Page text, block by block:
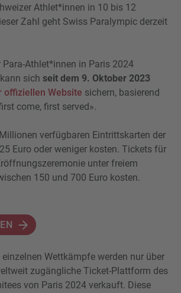
Athlet*innen in 10 bis 12
Zahl geht Swiss Paralympic derzeit
Para-Athlet*innen in Paris 2024
sich seit dem 9. Oktober 2023
offiziellen Website sichern, basierend
come, first served».
verfügbaren Eintrittskarten der
Euro oder weniger kosten. Tickets für
unter freiem
150 und 700 Euro kosten.
Wettkämpfe werden nur über
zugängliche Ticket-Plattform des
von Paris 2024 verkauft. Diese